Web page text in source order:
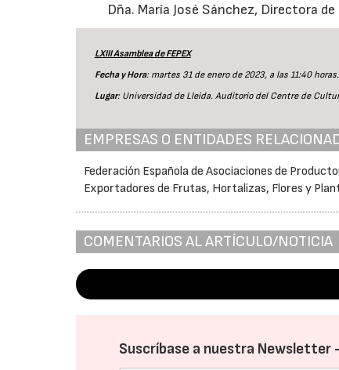
Dña. María José Sánchez, Directora
LXIII Asamblea de FEPEX
Fecha y Hora: martes 31 de enero de 2023, a las 11:40 horas.
Lugar: Universidad de Lleida. Auditorio del Centre de
EMPRESAS O ENTIDADES
Federación Española de Asociaciones de
Exportadores de Frutas, Hortalizas, Flores y
COMENTARIOS AL ARTÍCULO/NOTICIA
Suscríbase a nuestra Newsletter